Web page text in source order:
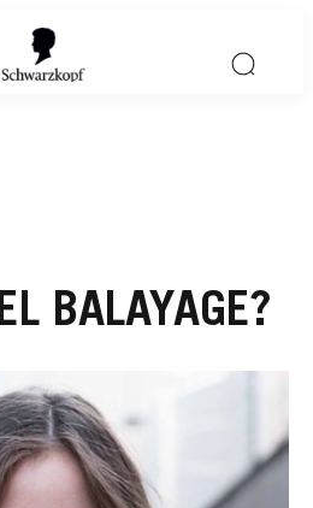
BALAYAGE?